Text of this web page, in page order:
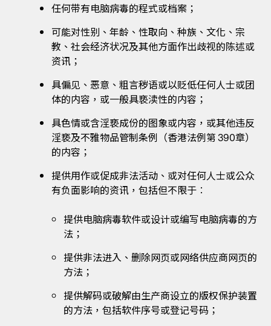
任何带有电脑病毒的程式或档案；
可能对性别、年龄、性取向、种族、文化、宗
教、社会经济状况及其他方面作出歧视的陈述或
资讯；
具偏见、恶意、粗言秽语或以贬低任何人士或团
体的内容，或一般具亵渎性的内容；
具色情或含淫亵成份的图象或内容，或其他违反
淫亵及不雅物品管制条例（香港法例第 390章）
的内容；
提供用作或促成非法活动、或对任何人士或公众
有负面影响的资讯，包括但不限于︰
提供电脑病毒软件或设计或编写电脑病毒的方
法；
提供非法进入、删除网页或网络供应商网页的
方法；
提供解码或破解由生产商设立的版权保护装置
的方法，包括软件序号或登记号码；